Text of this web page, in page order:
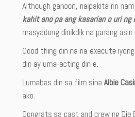
Although ganoon, naipakita rin
kahit ano pa ang kasarian o uri
masyadong dinikdik na parang
Good thing din na na-execute
din ay uma-acting din e.
Lumabas din sa film sina Albie
ako.
Congrats sa cast and crew ng Die